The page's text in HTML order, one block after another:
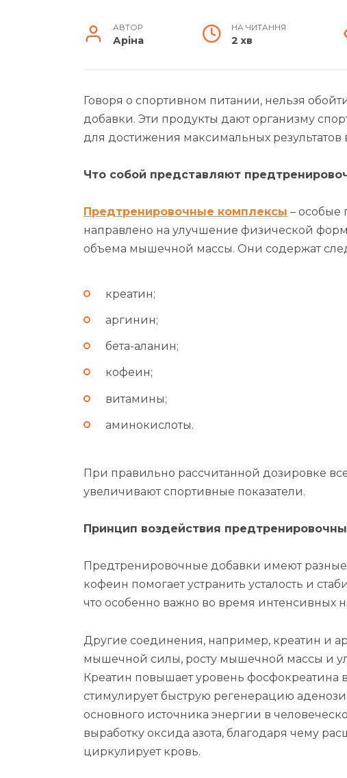
АВТОР
Аріна
НА ЧИТАННЯ
2 хв
Говоря о спортивном питании, нельзя
добавки. Эти продукты дают организму
для достижения максимальных результатов
Что собой представляют
Предтренировочные комплексы – особые
направлено на улучшение физической
объема мышечной массы. Они содержат
креатин;
аргинин;
бета-аланин;
кофеин;
витамины;
аминокислоты.
При правильно рассчитанной дозировке
увеличивают спортивные показатели.
Принцип воздействия
Предтренировочные добавки имеют разные
кофеин помогает устранить усталость и
что особенно важно во время интенсивных
Другие соединения, например, креатин и
мышечной силы, росту мышечной массы и
Креатин повышает уровень фосфокреатина
стимулирует быструю регенерацию
основного источника энергии в
выработку оксида азота, благодаря чему
циркулирует кровь.